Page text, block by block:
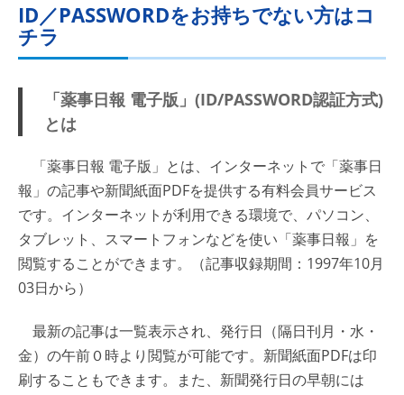
ID／PASSWORDをお持ちでない方はコ
チラ
「薬事日報 電子版」(ID/PASSWORD認証方式)
とは
「薬事日報 電子版」とは、インターネットで「薬事日
報」の記事や新聞紙面PDFを提供する有料会員サービス
です。インターネットが利用できる環境で、パソコン、
タブレット、スマートフォンなどを使い「薬事日報」を
閲覧することができます。（記事収録期間：1997年10月
03日から）
最新の記事は一覧表示され、発行日（隔日刊月・水・
金）の午前０時より閲覧が可能です。新聞紙面PDFは印
刷することもできます。また、新聞発行日の早朝には